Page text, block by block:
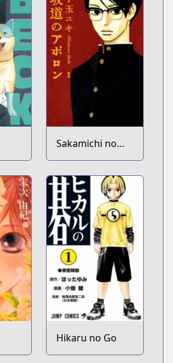
Sakamichi no
Apollon
Hikaru no Go